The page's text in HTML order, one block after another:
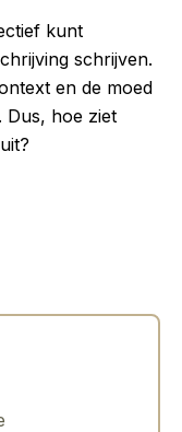
kunt
schrijven.
en de moed
Dus, hoe ziet